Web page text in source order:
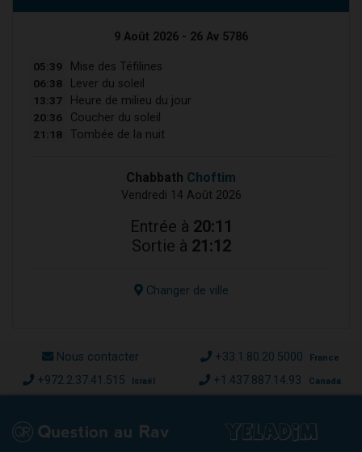
9 Août 2026 - 26 Av 5786
05:39 Mise des Téfilines
06:38 Lever du soleil
13:37 Heure de milieu du jour
20:36 Coucher du soleil
21:18 Tombée de la nuit
Chabbath Choftim
Vendredi 14 Août 2026
Entrée à 20:11
Sortie à 21:12
Changer de ville
Nous contacter +33.1.80.20.5000 France
+972.2.37.41.515 Israël +1.437.887.14.93 Canada